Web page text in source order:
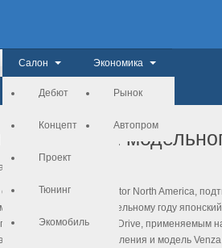
Салон
Дебют
Концепт
Проект
Тюнинг
Экомобиль
Экономика
Рынок
Автопром
История
2021
продаж Toyota Motor North America,
назад: к 2021 модельному году японский
Synergy Hybrid Drive, применяемым
Sienna четвёртого поколения и модель